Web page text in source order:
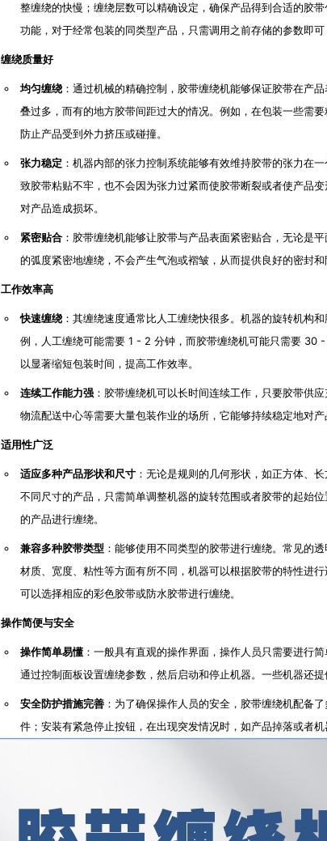
整缠绕的快慢；缠绕层数可以精确设定，确保产品得到合适的胶
功能，对于经常包装的同类型产品，只需调用之前存储的参数即可
缠绕质量好
均匀缠绕 ：通过机械的精确控制，胶带缠绕机能够保证胶带在产
叠过多，而有的地方胶带间距过大的情况。例如，在包装一些需
防止产品受到外力挤压或碰撞。
张力稳定 ：机器内部的张力控制系统能够有效维持胶带的张力在
致胶带粘贴不牢，也不会因为张力过紧而使胶带断裂或者使产品
对产品造成损坏。
紧密贴合 ：胶带缠绕机能够让胶带与产品表面紧密贴合，无论是
的弧度紧密地缠绕，不会产生气泡或褶皱，从而提供良好的密封和
工作效率高
快速缠绕 ：其缠绕速度通常比人工缠绕快很多。机器的旋转机构
例，人工缠绕可能需要 1 - 2 分钟，而胶带缠绕机可能只需要 30
以显著缩短包装时间，提高工作效率。
连续工作能力强 ：胶带缠绕机可以长时间连续工作，只要胶带供
物流配送中心等需要大量包装作业的场所，它能够持续稳定地对产
适用性广泛
适应多种产品形状和尺寸 ：无论是规则的几何形状，如正方体、
不同尺寸的产品，只需简单调整机器的旋转范围或者胶带的起始
的产品进行缠绕。
兼容多种胶带类型 ：能够使用不同类型的胶带进行缠绕。常见的
材质、宽度、粘性等方面有所不同，机器可以根据胶带的特性进
可以选择相应的彩色胶带或防水胶带进行缠绕。
操作简便与安全
操作简单易懂 ：一般具有直观的操作界面，操作人员只需要进行
通过控制面板设置缠绕参数，然后启动和停止机器。一些机器还
安全防护措施完善 ：为了确保操作人员的安全，胶带缠绕机配备
件；安装有紧急停止按钮，在出现突发情况时，如产品掉落或者